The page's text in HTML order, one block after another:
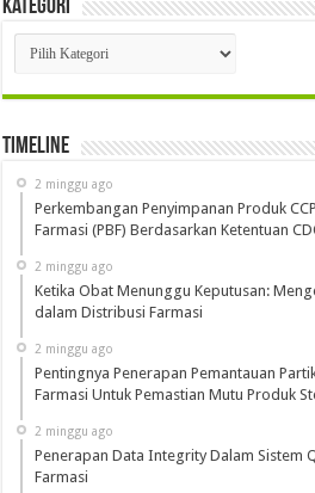
Kategori
Kategori
Timeline
2 minggu ago
Perkembangan Penyimpanan Produk
Farmasi (PBF) Berdasarkan Ketentuan
2 minggu ago
Ketika Obat Menunggu Keputusan:
dalam Distribusi Farmasi
2 minggu ago
Pentingnya Penerapan Pemantauan
Farmasi Untuk Pemastian Mutu Produk
2 minggu ago
Penerapan Data Integrity Dalam Sistem
Farmasi